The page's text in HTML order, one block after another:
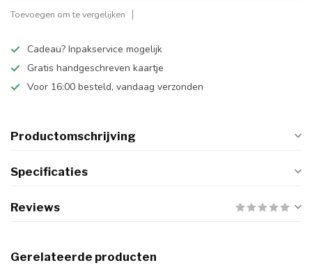
Toevoegen om te vergelijken
Cadeau? Inpakservice mogelijk
Gratis handgeschreven kaartje
Voor 16:00 besteld, vandaag verzonden
Productomschrijving
Specificaties
Reviews
Gerelateerde producten